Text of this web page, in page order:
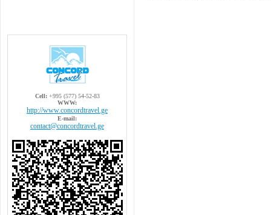
Cell:+995 (577) 54-52-83
WWW:
http://www.concordtravel.ge
E-mail:
contact@concordtravel.ge